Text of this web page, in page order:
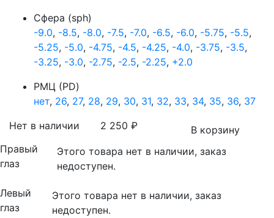
Сфера (sph)
-9.0, -8.5, -8.0, -7.5, -7.0, -6.5, -6.0, -5.75, -5.5,
-5.25, -5.0, -4.75, -4.5, -4.25, -4.0, -3.75, -3.5,
-3.25, -3.0, -2.75, -2.5, -2.25, +2.0
РМЦ (PD)
нет, 26, 27, 28, 29, 30, 31, 32, 33, 34, 35, 36, 37
Нет в наличии
2 250₽
В корзину
Правый
глаз
Этого товара нет в наличии, заказ
недоступен.
Левый
глаз
Этого товара нет в наличии, заказ
недоступен.